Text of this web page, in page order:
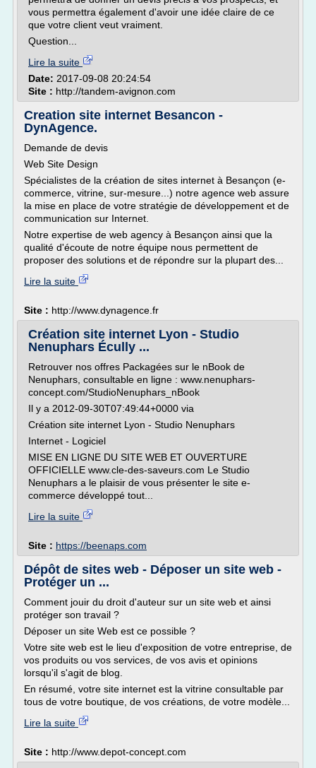
vous permettra également d'avoir une idée claire de ce
que votre client veut vraiment.
Question...
Lire la suite
Date: 2017-09-08 20:24:54
Site : http://tandem-avignon.com
Creation site internet Besancon -
DynAgence.
Demande de devis
Web Site Design
Spécialistes de la création de sites internet à Besançon (e-
commerce, vitrine, sur-mesure...) notre agence web assure
la mise en place de votre stratégie de développement et de
communication sur Internet.
Notre expertise de web agency à Besançon ainsi que la
qualité d'écoute de notre équipe nous permettent de
proposer des solutions et de répondre sur la plupart des...
Lire la suite
Site : http://www.dynagence.fr
Création site internet Lyon - Studio
Nenuphars Écully ...
Retrouver nos offres Packagées sur le nBook de
Nenuphars, consultable en ligne : www.nenuphars-
concept.com/StudioNenuphars_nBook
Il y a 2012-09-30T07:49:44+0000 via
Création site internet Lyon - Studio Nenuphars
Internet - Logiciel
MISE EN LIGNE DU SITE WEB ET OUVERTURE
OFFICIELLE www.cle-des-saveurs.com Le Studio
Nenuphars a le plaisir de vous présenter le site e-
commerce développé tout...
Lire la suite
Site : https://beenaps.com
Dépôt de sites web - Déposer un site web -
Protéger un ...
Comment jouir du droit d'auteur sur un site web et ainsi
protéger son travail ?
Déposer un site Web est ce possible ?
Votre site web est le lieu d'exposition de votre entreprise, de
vos produits ou vos services, de vos avis et opinions
lorsqu'il s'agit de blog.
En résumé, votre site internet est la vitrine consultable par
tous de votre boutique, de vos créations, de votre modèle...
Lire la suite
Site : http://www.depot-concept.com